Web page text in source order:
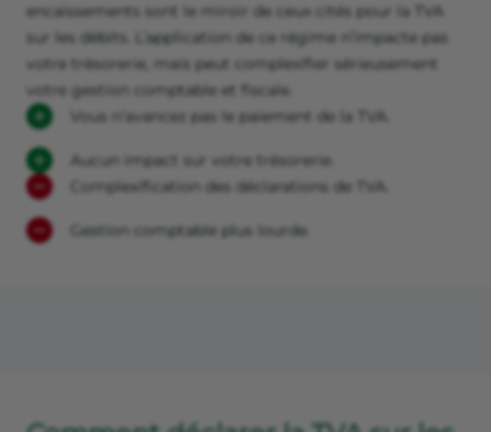
encaissements sont le miroir de ceux cités pour la TVA
sur les débits. L’application de ce régime n’impacte pas
votre trésorerie, mais peut complexifier sérieusement
votre gestion comptable et fiscale.
Vous n’avancez pas le paiement de la TVA.
Aucun impact sur votre trésorerie.
Complexification des déclarations de TVA.
Gestion comptable plus lourde.